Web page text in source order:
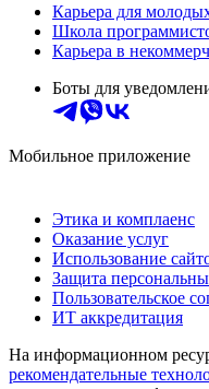
Карьера для
Школа
Карьера в
Боты для
Мобильное приложение
Этика и комплаенс
Оказание услуг
Использование
Защита
Пользовательское
ИТ аккредитация
На информационном
рекомендательные